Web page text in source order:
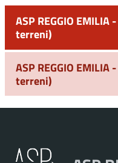
ASP REGGIO
terreni)
ASP REGGIO
terreni)